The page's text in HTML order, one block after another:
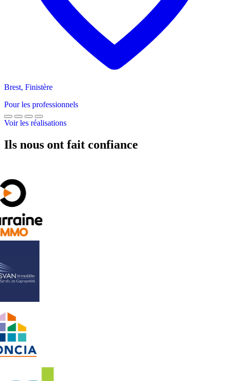
Brest, Finistère
Pour les professionnels
Voir les réalisations
Ils nous ont fait confiance